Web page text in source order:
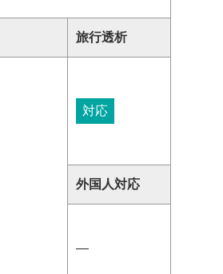
旅行透析
対応
外国人対応
―